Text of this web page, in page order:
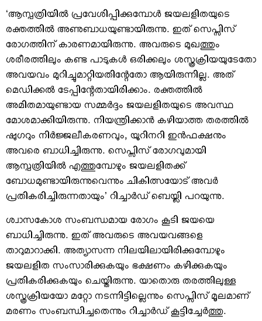
‘ആസ്പത്രിയില്‍ പ്രവേശിപ്പിക്കുമ്പോള്‍ ജയലളിതയുടെ
രക്തത്തില്‍ അണുബാധയുണ്ടായിരുന്നു. ഇത് സെപ്സിസ്
രോഗത്തിന് കാരണമായിരുന്നു. അവരുടെ മുഖത്തും
ശരീരത്തിലും കണ്ട പാടുകള്‍ ഒരിക്കലും ശസ്ത്രക്രിയയുടേതോ
അവയവം മുറിച്ചുമാറ്റിയതിന്റേതോ ആയിരുന്നില്ല. അത്
മെഡിക്കല്‍ ടേപ്പിന്റേതായിരിക്കാം. രക്തത്തില്‍
അമിതമായുണ്ടായ സമ്മര്‍ദ്ദം ജയലളിതയുടെ അവസ്ഥ
മോശമാക്കിയിരുന്നു. നിയന്ത്രിക്കാന്‍ കഴിയാത്ത തരത്തില്‍
ഷുഗറും നിര്‍ജ്ജലീകരണവും, യൂറിനറി ഇന്‍ഫക്ഷനും
അവരെ ബാധിച്ചിരുന്നു. സെപ്സിസ് രോഗവുമായി
ആസ്പത്രിയില്‍ എത്തുമ്പോഴും ജയലളിതക്ക്
ബോധമുണ്ടായിരുന്നുവെന്നും ചികിത്സയോട് അവര്‍
പ്രതികരിച്ചിരുന്നതായും’ റിച്ചാര്‍ഡ് ബെയ്ലി പറയുന്നു.
ശ്വാസകോശ സംബന്ധമായ രോഗം കൂടി ജയയെ
ബാധിച്ചിരുന്നു. ഇത് അവരുടെ അവയവങ്ങളെ
താറുമാറാക്കി. അത്യാസന്ന നിലയിലായിരിക്കുമ്പോഴും
ജയലളിത സംസാരിക്കുകയും ഭക്ഷണം കഴിക്കുകയും
പ്രതികരിക്കുകയും ചെയ്തിരുന്നു. യാതൊരു തരത്തിലുള്ള
ശസ്ത്രക്രിയയോ മറ്റോ നടന്നിട്ടില്ലെന്നും സെപ്സിസ് മൂലമാണ്
മരണം സംബന്ധിച്ചതെന്നും റിച്ചാര്‍ഡ് കൂട്ടിച്ചേര്‍ത്തു.